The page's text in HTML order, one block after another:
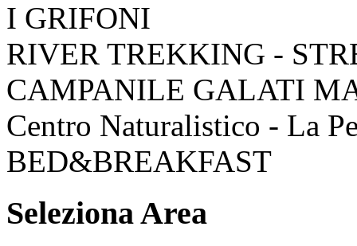
I GRIFONI
RIVER TREKKING -
CAMPANILE GALATI
Centro Naturalistico - La
BED&BREAKFAST
Seleziona Area